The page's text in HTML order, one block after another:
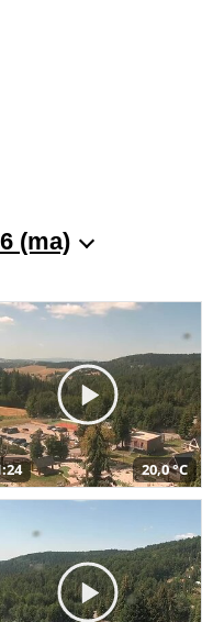
(ma)
20,0 °C